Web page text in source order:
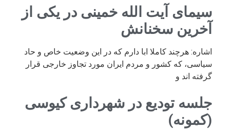
سیمای آیت الله خمینی در یکی از
آخرین سخنانش
اشاره: هرچند کاملا ابا دارم که در این وضعیت خاص و حاد
سیاسی، که کشور و مردم ایران مورد تجاوز خارجی قرار
گرفته اند و
جلسه تودیع در شهرداری کیوسی
(کمونه)